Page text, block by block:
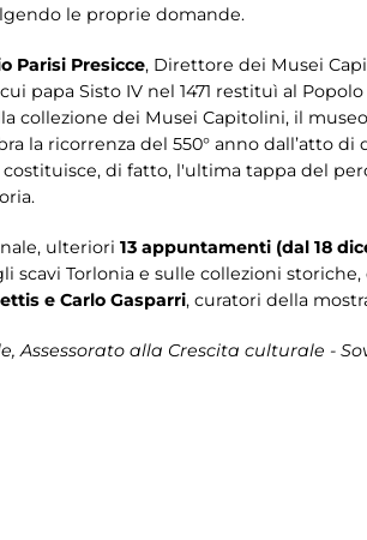
le proprie domande.
Parisi Presicce, Direttore dei Musei
papa Sisto IV nel 1471 restituì al
collezione dei Musei Capitolini, il
la ricorrenza del 550° anno dall’atto
di fatto, l'ultima tappa del
ulteriori 13 appuntamenti (dal 18
scavi Torlonia e sulle collezioni
e Carlo Gasparri, curatori della
Assessorato alla Crescita culturale -